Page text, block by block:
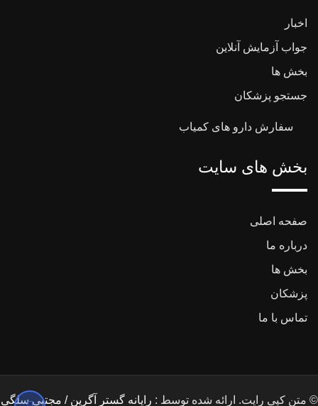
اخبار
جواب آزمایش آنلاین
بخش ها
جستجو پزشکان
سفارش دارو های کمیاب
بخش های سایت
صفحه اصلی
درباره ما
بخش ها
پزشکان
تماس با ما
© متن کپی رایت. ارائه شده توسط : رایانه گستر آگرین / مجتبی سلگی